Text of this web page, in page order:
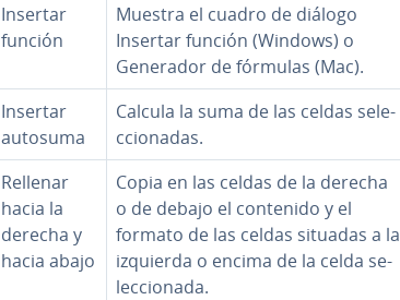
Insertar
función
Muestra el cuadro de diálogo
Insertar función (Windows) o
Generador de fórmulas (Mac).
Insertar
autosuma
Calcula la suma de las celdas se­le­
c­cio­na­das.
Rellenar
hacia la
derecha y
hacia abajo
Copia en las celdas de la derecha
o de debajo el contenido y el
formato de las celdas situadas a la
izquierda o encima de la celda se­
le­c­cio­na­da.